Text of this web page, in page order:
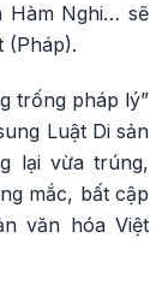
Hàm Nghi… sẽ
(Pháp).
trống pháp lý”
Luật Di sản
lại vừa trúng,
mắc, bất cập
văn hóa Việt